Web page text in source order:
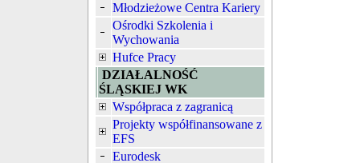
Młodzieżowe Centra Kariery
Ośrodki Szkolenia i
Wychowania
Hufce Pracy
DZIAŁALNOŚĆ
ŚLĄSKIEJ WK
Współpraca z zagranicą
Projekty współfinansowane z
EFS
Eurodesk